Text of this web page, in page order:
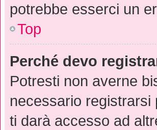
potrebbe esserci un
Top
Perché devo
Potresti non averne
necessario
ti darà accesso ad